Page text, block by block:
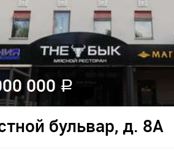
000 a
бульвар, д. 8А